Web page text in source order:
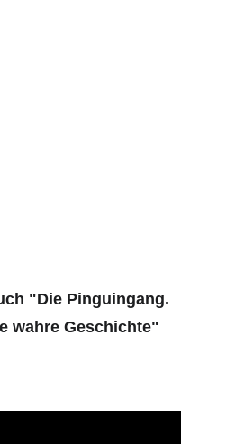
"Die Pinguingang.
wahre Geschichte"